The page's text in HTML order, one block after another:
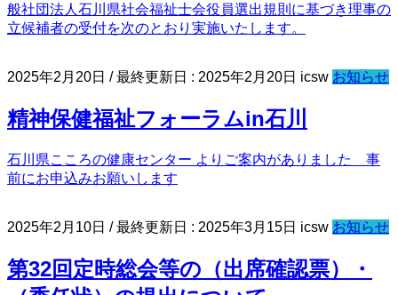
般社団法人石川県社会福祉士会役員選出規則に基づき理事の
立候補者の受付を次のとおり実施いたします。
2025年2月20日 / 最終更新日 : 2025年2月20日 icsw お知らせ
精神保健福祉フォーラムin石川
石川県こころの健康センター よりご案内がありました 事
前にお申込みお願いします
2025年2月10日 / 最終更新日 : 2025年3月15日 icsw お知らせ
第32回定時総会等の（出席確認票）・